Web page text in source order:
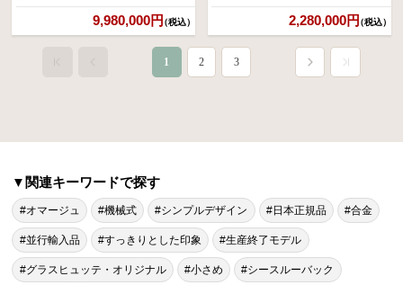
9,980,000円（税込） 2,280,000円（税込）
1 2 3
▼関連キーワードで探す
#オマージュ #機械式 #シンプルデザイン #日本正規品 #合金
#並行輸入品 #すっきりとした印象 #生産終了モデル
#グラスヒュッテ・オリジナル #小さめ #シースルーバック